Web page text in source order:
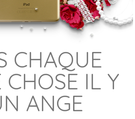
CHAQUE
CHOSE IL Y
ANGE